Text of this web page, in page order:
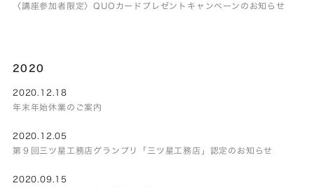
〈講座参加者限定〉QUOカードプレゼントキャンペーンのお知らせ
2020
2020.12.18
年末年始休業のご案内
2020.12.05
第９回三ツ星工務店グランプリ「三ツ星工務店」認定のお知らせ
2020.09.15